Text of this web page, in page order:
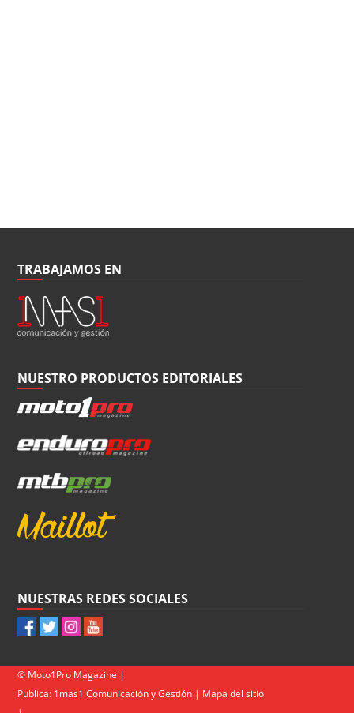
TRABAJAMOS EN
NUESTRO PRODUCTOS EDITORIALES
NUESTRAS REDES SOCIALES
© Moto1Pro Magazine |
Publica: 1mas1 Comunicación y Gestión | Mapa del sitio